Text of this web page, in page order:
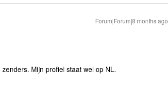
Forum|Forum|8 months ago
Mijn profiel staat wel op NL.